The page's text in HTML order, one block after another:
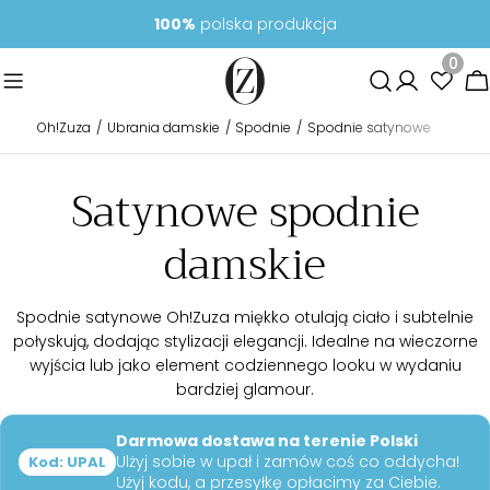
100% polska produkcja
0
Oh!Zuza Ubrania damskie Spodnie Spodnie satynowe
e
k
Satynowe spodnie
damskie
Spodnie satynowe Oh!Zuza miękko otulają ciało i subtelnie
połyskują, dodając stylizacji elegancji. Idealne na wieczorne
wyjścia lub jako element codziennego looku w wydaniu
bardziej glamour.
Kod: UPAL
Darmowa dostawa na terenie Polski
Ulżyj sobie w upał i zamów coś co oddycha!
Użyj kodu, a przesyłkę opłacimy za Ciebie.